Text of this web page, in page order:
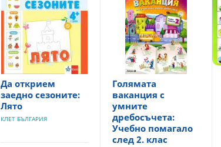
Да открием
заедно сезоните:
Лято
КЛЕТ БЪЛГАРИЯ
Голямата
ваканция с
умните
дребосъчета:
Учебно помагало
след 2. клас